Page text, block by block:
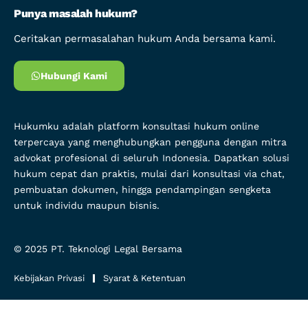
Punya masalah hukum?
Ceritakan permasalahan hukum Anda bersama kami.
Hubungi Kami
Hukumku adalah platform konsultasi hukum online
terpercaya yang menghubungkan pengguna dengan mitra
advokat profesional di seluruh Indonesia. Dapatkan solusi
hukum cepat dan praktis, mulai dari konsultasi via chat,
pembuatan dokumen, hingga pendampingan sengketa
untuk individu maupun bisnis.
© 2025 PT. Teknologi Legal Bersama
Kebijakan Privasi Syarat & Ketentuan